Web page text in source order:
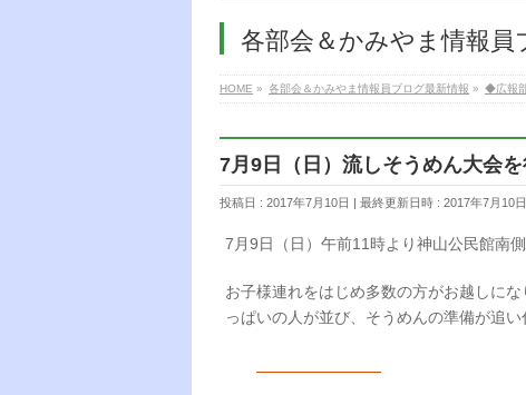
各部会＆かみやま情報員
HOME » 各部会＆かみやま情報員ブログ最新情報 » ◆広報
7月9日（日）流しそうめん大会
投稿日 : 2017年7月10日 最終更新日時 : 2017年7月10日
7月9日（日）午前11時より神山公民館南
お子様連れをはじめ多数の方がお越しに
っぱいの人が並び、そうめんの準備が追